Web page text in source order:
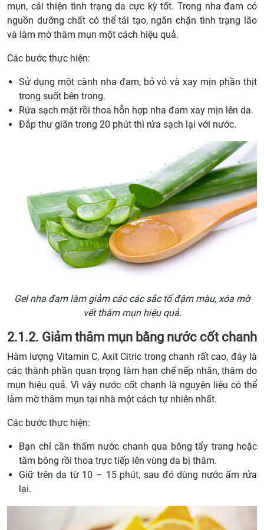
mụn, cải thiện tình trạng da cực kỳ tốt. Trong nha đam có
nguồn dưỡng chất có thể tái tạo, ngăn chặn tình trạng lão
và làm mờ thâm mụn một cách hiệu quả.
Các bước thực hiện:
Sử dụng một cành nha đam, bỏ vỏ và xay mịn phần thịt
trong suốt bên trong.
Rửa sạch mặt rồi thoa hỗn hợp nha đam xay mịn lên da.
Đắp thư giãn trong 20 phút thì rửa sạch lại với nước.
Gel nha đam làm giảm các các sắc tố đậm màu, xóa mờ
vết thâm mụn hiệu quả.
2.1.2. Giảm thâm mụn bằng nước cốt chanh
Hàm lượng Vitamin C, Axit Citric trong chanh rất cao, đây là
các thành phần quan trọng làm hạn chế nếp nhăn, thâm do
mụn hiệu quả. Vì vậy nước cốt chanh là nguyên liệu có thể
làm mờ thâm mụn tại nhà một cách tự nhiên nhất.
Các bước thực hiện:
Bạn chỉ cần thấm nước chanh qua bông tẩy trang hoặc
tăm bông rồi thoa trực tiếp lên vùng da bị thâm.
Giữ trên da từ 10 – 15 phút, sau đó dùng nước ấm rửa
lại.